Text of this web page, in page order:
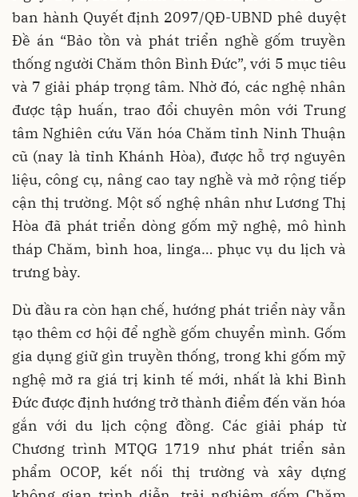
ban hành Quyết định 2097/QĐ-UBND phê duyệt
Đề án “Bảo tồn và phát triển nghề gốm truyền
thống người Chăm thôn Bình Đức”, với 5 mục tiêu
và 7 giải pháp trọng tâm. Nhờ đó, các nghệ nhân
được tập huấn, trao đổi chuyên môn với Trung
tâm Nghiên cứu Văn hóa Chăm tỉnh Ninh Thuận
cũ (nay là tỉnh Khánh Hòa), được hỗ trợ nguyên
liệu, công cụ, nâng cao tay nghề và mở rộng tiếp
cận thị trường. Một số nghệ nhân như Lương Thị
Hòa đã phát triển dòng gốm mỹ nghệ, mô hình
tháp Chăm, bình hoa, linga… phục vụ du lịch và
trưng bày.
Dù đầu ra còn hạn chế, hướng phát triển này vẫn
tạo thêm cơ hội để nghề gốm chuyển mình. Gốm
gia dụng giữ gìn truyền thống, trong khi gốm mỹ
nghệ mở ra giá trị kinh tế mới, nhất là khi Bình
Đức được định hướng trở thành điểm đến văn hóa
gắn với du lịch cộng đồng. Các giải pháp từ
Chương trình MTQG 1719 như phát triển sản
phẩm OCOP, kết nối thị trường và xây dựng